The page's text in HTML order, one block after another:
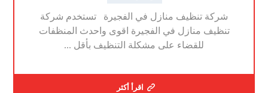
شركة تنظيف منازل في الفجيرة تستخدم شركة
تنظيف منازل في الفجيرة اقوى واحدث المنظفات
للقضاء على مشكلة التنظيف بأقل ...
اقرأ أكثر